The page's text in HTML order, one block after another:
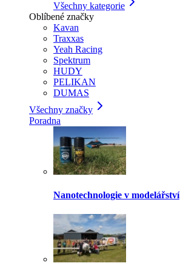
Všechny kategorie
Oblíbené značky
Kavan
Traxxas
Yeah Racing
Spektrum
HUDY
PELIKAN
DUMAS
Všechny značky
Poradna
Nanotechnologie v modelářství